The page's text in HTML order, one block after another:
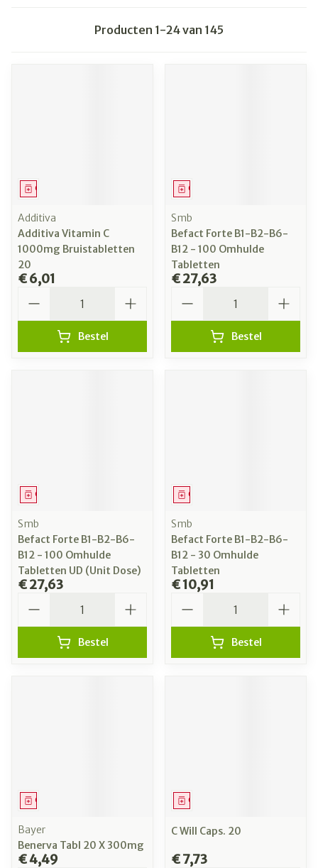
Producten 1-24van 145
Geneesmiddel
Additiva
Additiva Vitamin C
1000mg Bruistabletten
20
€ 6,01
Bestel
Geneesmiddel
Smb
Befact Forte B1-B2-B6-
B12 - 100 Omhulde
Tabletten
€ 27,63
Bestel
Geneesmiddel
Smb
Befact Forte B1-B2-B6-
B12 - 100 Omhulde
Tabletten UD (Unit Dose)
€ 27,63
Bestel
Geneesmiddel
Smb
Befact Forte B1-B2-B6-
B12 - 30 Omhulde
Tabletten
€ 10,91
Bestel
Geneesmiddel
Bayer
Benerva Tabl 20 X 300mg
€ 4,49
Geneesmiddel
C Will Caps. 20
€ 7,73